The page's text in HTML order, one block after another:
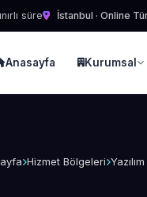
süre İstanbul · Online
Anasayfa Kurumsal
Hizmet Bölgeleri